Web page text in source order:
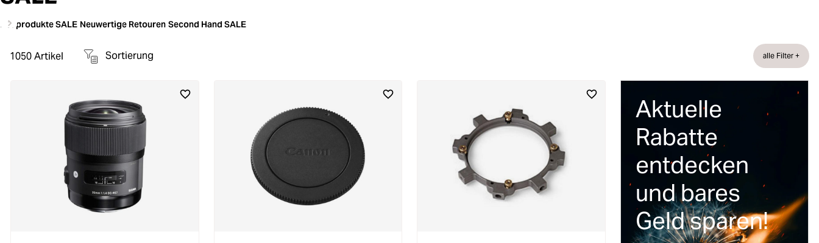
Neuprodukte SALE Neuwertige Retouren Second Hand SALE
1050Artikel Sortierung alle Filter +
Aktuelle
Rabatte
entdecken
und bares
Geld sparen!